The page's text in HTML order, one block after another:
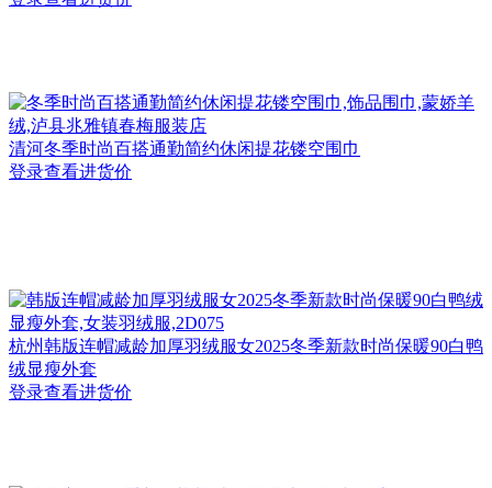
清河冬季时尚百搭通勤简约休闲提花镂空围巾
登录查看进货价
杭州韩版连帽减龄加厚羽绒服女2025冬季新款时尚保暖90白鸭
绒显瘦外套
登录查看进货价